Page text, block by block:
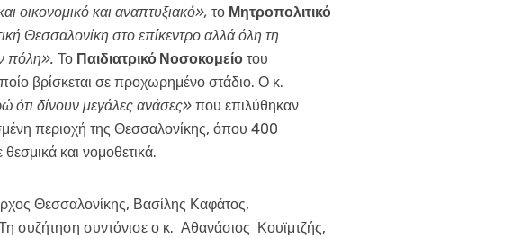
οικονομικό και αναπτυξιακό», το Μητροπολιτικό
Θεσσαλονίκη στο επίκεντρο αλλά όλη τη
πόλη». Το Παιδιατρικό Νοσοκομείο του
βρίσκεται σε προχωρημένο στάδιο. Ο κ.
ότι δίνουν μεγάλες ανάσες» που επιλύθηκαν
περιοχή της Θεσσαλονίκης, όπου 400
και νομοθετικά.
Θεσσαλονίκης, Βασίλης Καφάτος,
συζήτηση συντόνισε ο κ. Αθανάσιος Κουϊμτζής,